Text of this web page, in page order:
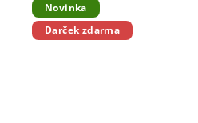
Novinka
Darček zdarma